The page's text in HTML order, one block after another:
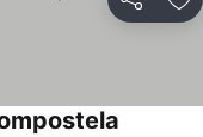
Partilhar